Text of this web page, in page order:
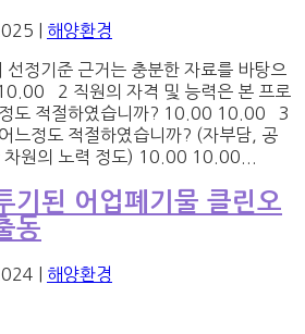
해양환경
기준 근거는 충분한 자료를 바탕으
2 직원의 자격 및 능력은 본 프로
정도 적절하였습니까? 10.00 10.00 3
느정도 적절하였습니까? (자부담, 공
차원의 노력 정도) 10.00 10.00...
기된 어업폐기물 클린오
동
해양환경